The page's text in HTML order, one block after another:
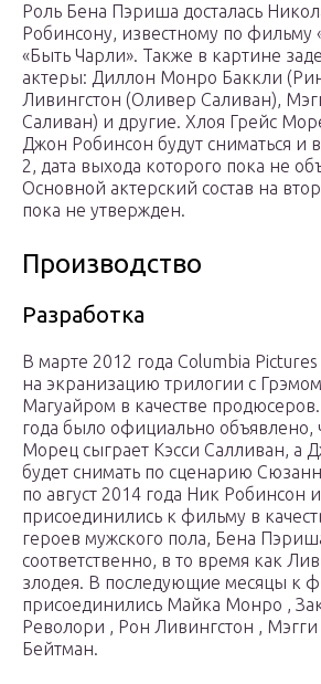
Роль Бена Пэриша досталась
Робинсону, известному по фильму
«Быть Чарли». Также в картине
актеры: Диллон Монро Баккли
Ливингстон (Оливер Саливан),
Саливан) и другие. Хлоя Грейс
Джон Робинсон будут сниматься и
2, дата выхода которого пока не
Основной актерский состав на
пока не утвержден.
Производство
Разработка
В марте 2012 года Columbia
на экранизацию трилогии с
Магуайром в качестве
года было официально объявлено,
Морец сыграет Кэсси Салливан, а
будет снимать по сценарию
по август 2014 года Ник Робинсон
присоединились к фильму в
героев мужского пола, Бена
соответственно, в то время как
злодея. В последующие месяцы к
присоединились Майка Монро ,
Револори , Рон Ливингстон ,
Бейтман.